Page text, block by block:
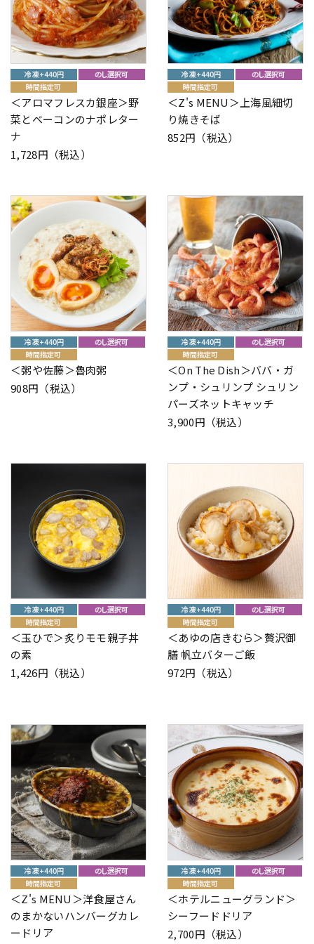
＜アロマフレスカ銀座＞野
菜とベーコンのナポレター
ナ
1,728円（税込）
＜Z's MENU＞上海風細切
り焼きそば
852円（税込）
＜粥や佐藤＞魯肉粥
908円（税込）
＜On The Dish＞ババ・ガ
ンプ・シュリンプ シュリン
パーズネットキャッチ
3,900円（税込）
＜玉ひで＞炙りモモ親子丼
の素
1,426円（税込）
＜あゆの店きむら＞贅沢御
膳 帆立バターご飯
972円（税込）
＜Z's MENU＞洋食屋さん
のまかないハンバーグカレ
ードリア
＜ホテルニューグランド＞
シーフードドリア
2,700円（税込）